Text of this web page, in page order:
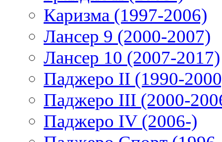
Каризма (1997-2006)
Лансер 9 (2000-2007)
Лансер 10 (2007-2017)
Паджеро II (1990-
Паджеро III (2000-
Паджеро IV (2006-)